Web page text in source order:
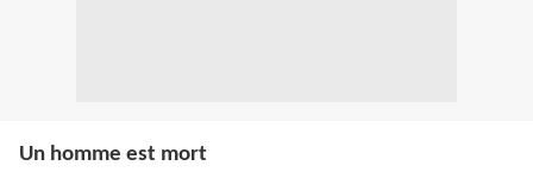
Un homme est mort